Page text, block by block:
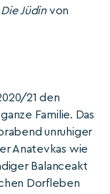
Die Jüdinvon
21 den
Familie. Das
unruhiger
Anatevkas wie
Balanceakt
Dorfleben